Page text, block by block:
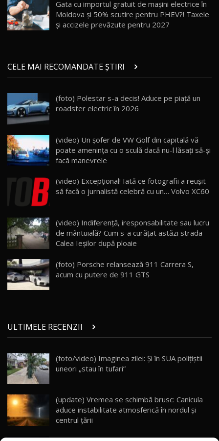
20
Noul ZEEKR 7X / Test Drive AutoBlog.MD
21
Micul BYD Dolphin Surf / Test Drive
AutoBlog.MD
16:59
22
Noua Mazda 6e / Test Drive AutoBlog.MD
26:59
23
Lynk & Co 01 / Test Drive AutoBlog.MD
25:19
ZEEKR 009: Cel mai Performant și Confortabil
Van Electric Testat în Moldova / AutoBlog.MD
26:38
25
mai Exclusiv și Puternic Defender Testat în
Moldova
32:21
26
AutoBlog.MD
10:57
28
Noul Geely Monjaro 2025! Mai ieftin și mai
dotat / Test Drive AutoBlog.MD
29
ZEEKR 9X - PRIMUL TEST DRIVE ÎN ROMÂNĂ!
Primele impresii despre BYD Seal U DM-i,
Sealion 7 și Seal 5 DM-i / Test Drive
AutoBlog.MD
10:58
Gata cu importul gratuit de mașini electrice în
Moldova și 50% scutire pentru PHEV?! Taxele
și accizele prevăzute pentru 2027
CELE MAI RECOMANDATE ȘTIRI
(foto) Polestar s-a decis! Aduce pe piaţă un
roadster electric în 2026
(video) Un şofer de VW Golf din capitală vă
poate ameninţa cu o sculă dacă nu-l lăsaţi să-şi
facă manevrele
(video) Excepţional! Iată ce fotografii a reuşit
să facă o jurnalistă celebră cu un… Volvo XC60
(video) Indiferenţă, iresponsabilitate sau lucru
de mântuială? Cum s-a curăţat astăzi strada
Calea Ieşilor după ploaie
(foto) Porsche relansează 911 Carrera S,
acum cu putere de 911 GTS
ULTIMELE RECENZII
(foto/video) Imaginea zilei: Și în SUA polițiștii
uneori „stau în tufari”
(update) Vremea se schimbă brusc: Canicula
aduce instabilitate atmosferică în nordul și
centrul țării